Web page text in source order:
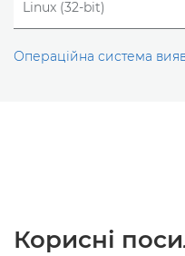
Операційна система
Корисні